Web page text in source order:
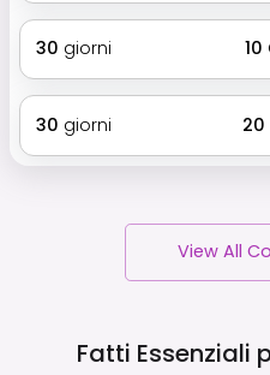
30 giorni 10
30 giorni 20
View All
Fatti Essenziali